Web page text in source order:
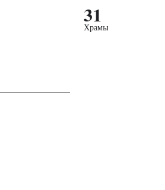
31
Храмы